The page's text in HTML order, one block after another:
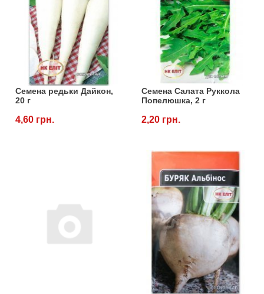
Семена редьки Дайкон,
20 г
4,60 грн.
Семена Салата Руккола
Попелюшка, 2 г
2,20 грн.